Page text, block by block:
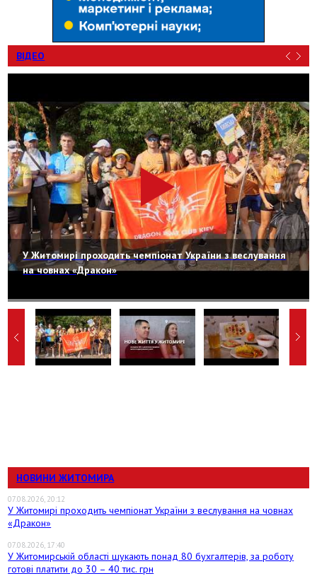
ВІДЕО
У Житомирі проходить чемпіонат України з веслування
на човнах «Дракон»
НОВИНИ ЖИТОМИРА
07.08.2026, 20:12
У Житомирі проходить чемпіонат України з веслування на човнах
«Дракон»
07.08.2026, 17:40
У Житомирській області шукають понад 80 бухгалтерів, за роботу
готові платити до 30 – 40 тис. грн